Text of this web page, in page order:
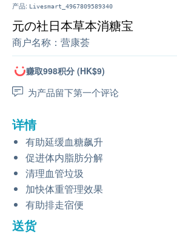
产品: Livesmart_4967809589340
元の社日本草本消糖宝
商户名称： 营康荟
赚取998积分 (HK$9)
为产品留下第一个评论
详情
有助延缓血糖飙升
促进体内脂肪分解
清理血管垃圾
加快体重管理效果
有助排走宿便
送货